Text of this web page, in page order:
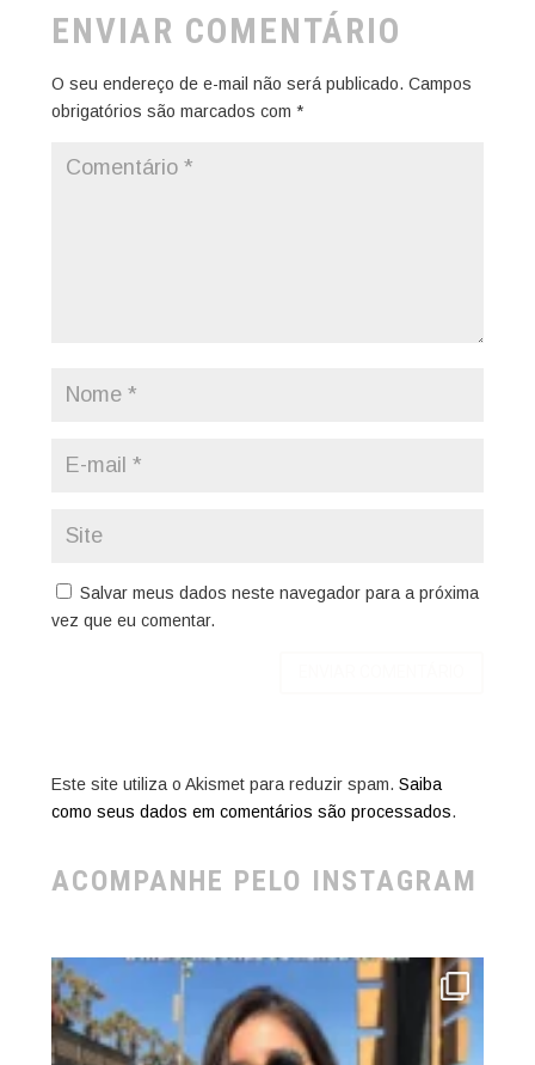
ENVIAR COMENTÁRIO
O seu endereço de e-mail não será publicado. Campos
obrigatórios são marcados com *
Salvar meus dados neste navegador para a próxima
vez que eu comentar.
Este site utiliza o Akismet para reduzir spam. Saiba
como seus dados em comentários são processados.
ACOMPANHE PELO INSTAGRAM